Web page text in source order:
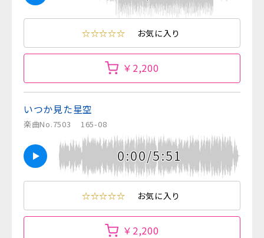
☆☆☆☆☆ お気に入り
￥2,200
いつか見た星空
楽曲No.7503 165-08
0:00/5:51
☆☆☆☆☆ お気に入り
￥2,200